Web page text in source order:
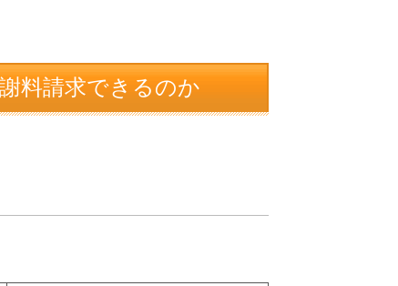
料請求できるのか